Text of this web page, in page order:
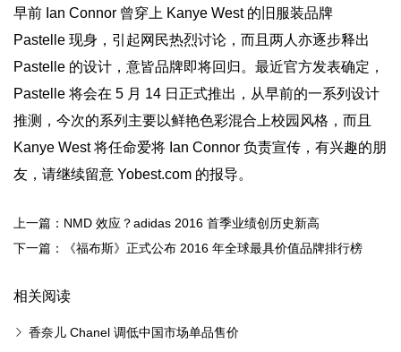
早前 Ian Connor 曾穿上 Kanye West 的旧服装品牌
Pastelle 现身，引起网民热烈讨论，而且两人亦逐步释出
Pastelle 的设计，意皆品牌即将回归。最近官方发表确定，
Pastelle 将会在 5 月 14 日正式推出，从早前的一系列设计
推测，今次的系列主要以鲜艳色彩混合上校园风格，而且
Kanye West 将任命爱将 Ian Connor 负责宣传，有兴趣的朋
友，请继续留意 Yobest.com 的报导。
上一篇：NMD 效应？adidas 2016 首季业绩创历史新高
下一篇：《福布斯》正式公布 2016 年全球最具价值品牌排行榜
相关阅读
香奈儿 Chanel 调低中国市场单品售价